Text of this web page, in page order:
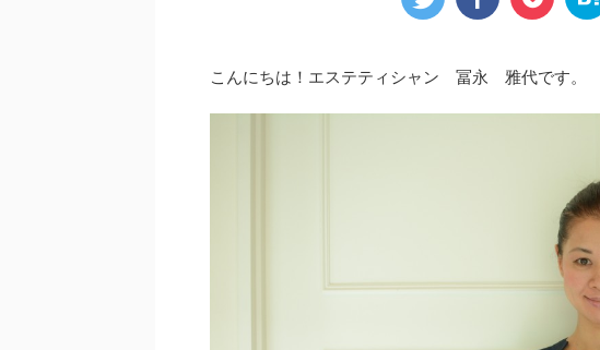
こんにちは！エステティシャン 冨永 雅代です。